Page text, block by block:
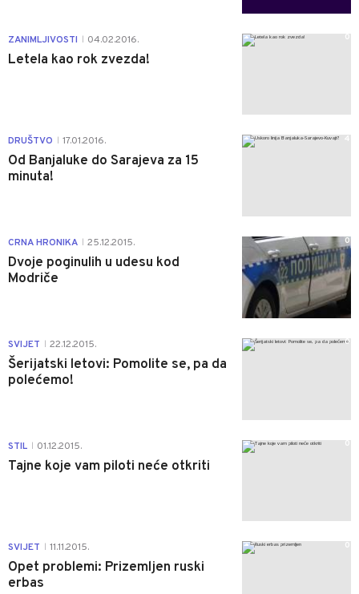
ZANIMLJIVOSTI 04.02.2016.
Letela kao rok zvezda!
0
DRUŠTVO 17.01.2016.
Od Banjaluke do Sarajeva za 15
minuta!
4
CRNA HRONIKA 25.12.2015.
Dvoje poginulih u udesu kod
Modriče
0
SVIJET 22.12.2015.
Šerijatski letovi: Pomolite se, pa da
polećemo!
0
STIL 01.12.2015.
Tajne koje vam piloti neće otkriti
0
SVIJET 11.11.2015.
Opet problemi: Prizemljen ruski
erbas
0